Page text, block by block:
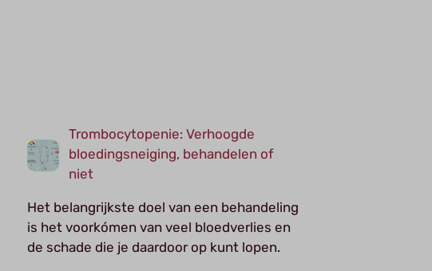
Trombocytopenie: Verhoogde
bloedingsneiging, behandelen of
niet
Het belangrijkste doel van een behandeling
is het voorkómen van veel bloedverlies en
de schade die je daardoor op kunt lopen.